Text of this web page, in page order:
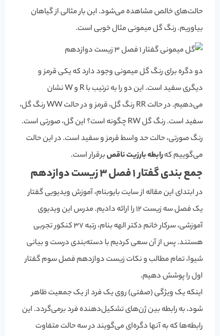
حالت‌های خالص مشاهده می‌شود. این بار مثالی از گیاهان
بیاوریم. رنگگل میمونیمثال خوبی است.
دو دگره برای رنگ گل میمونی وجود دارد که یکی قرمز و
دیگری سفید است. این دو را به ترتیب با R و W نشان
می‌دهیم. در حالت RR رنگ گل، قرمز و در حالت WW رنگ گل،
سفید است. رنگ گل RW چگونه است؟ این گل، صورتی است.
رنگ صورتی، حالت حد واسط قرمز و سفید است. در این حالت
می‌گوییم کهرابطه بارزیت ناقصبرقرار است.
جمع بندی گفتار 1 فصل 3 زیست دوازدهم
در ابتدای این مقاله از سایت بایوبنام، آموزش ویدیویی گفتار
یک فصل سه زیست 12 را ارائه دادیم. مدرس این ویدیوی
آموزشی، سرکار خانم دکتر الهه بنام، رتبه 37 کنکور تجربی
هستند. پس از آن سعی کردیم با دسته‌بندی درست و بیانی
شیوا، تمام مطالب و نکات زیست دوازدهم فصل سوم گفتار
اول را پوشش دهیم.
اینکه یک ویژگی (صفتی) روی یک فرد از یک جمعیت ظاهر
شود، به رابطه بین ژن‌های تشکیل‌دهنده فرد برمی‌گردد. این
رابطه‌ها که به آنها دگره‌ای می‌گویند در سه حالت متفاوت